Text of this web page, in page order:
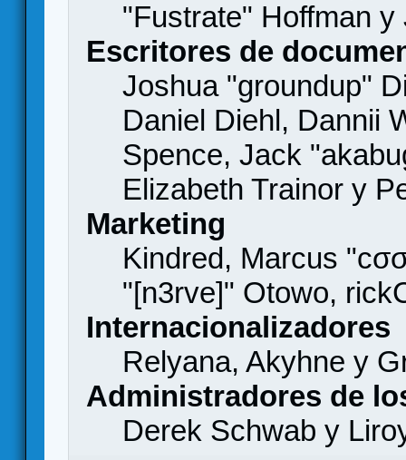
"Fustrate" Hoffman
Escritores de
Joshua "groundup"
Daniel Diehl, Dannii
Spence, Jack
Elizabeth Trainor y
Marketing
Kindred, Marcus
"[n3rve]" Otowo,
Internacionalizadores
Relyana, Akyhne y
Administradores de
Derek Schwab y